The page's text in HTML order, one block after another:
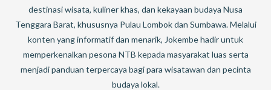
destinasi wisata, kuliner khas, dan kekayaan budaya Nusa
Tenggara Barat, khususnya Pulau Lombok dan Sumbawa. Melalui
konten yang informatif dan menarik, Jokembe hadir untuk
memperkenalkan pesona NTB kepada masyarakat luas serta
menjadi panduan terpercaya bagi para wisatawan dan pecinta
budaya lokal.